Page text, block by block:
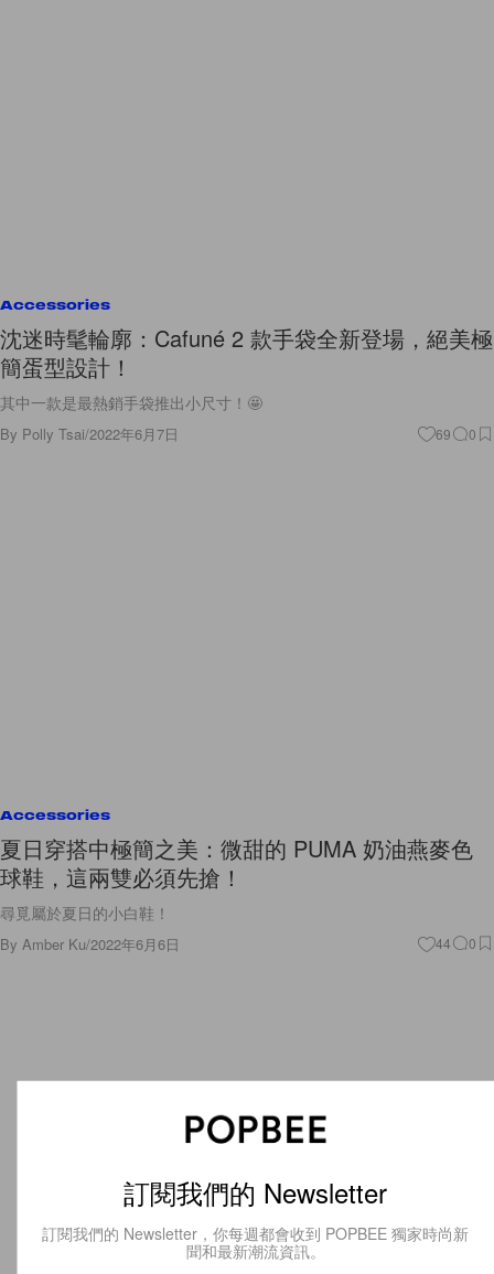
Accessories
沈迷時髦輪廓：Cafuné 2 款手袋全新登場，絕美極
簡蛋型設計！
其中一款是最熱銷手袋推出小尺寸！🤩
By Polly Tsai/2022年6月7日 69 0
Accessories
夏日穿搭中極簡之美：微甜的 PUMA 奶油燕麥色
球鞋，這兩雙必須先搶！
尋覓屬於夏日的小白鞋！
By Amber Ku/2022年6月6日 44 0
訂閱我們的 Newsletter
訂閱我們的 Newsletter，你每週都會收到 POPBEE 獨家時尚新
聞和最新潮流資訊。